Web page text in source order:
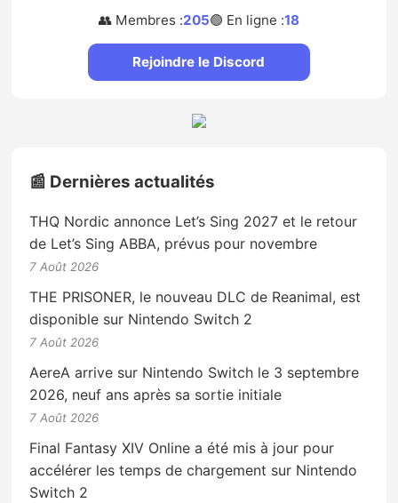
👥 Membres :205🟢 En ligne :18
Rejoindre le Discord
📰 Dernières actualités
THQ Nordic annonce Let’s Sing 2027 et le retour
de Let’s Sing ABBA, prévus pour novembre
7 Août 2026
THE PRISONER, le nouveau DLC de Reanimal, est
disponible sur Nintendo Switch 2
7 Août 2026
AereA arrive sur Nintendo Switch le 3 septembre
2026, neuf ans après sa sortie initiale
7 Août 2026
Final Fantasy XIV Online a été mis à jour pour
accélérer les temps de chargement sur Nintendo
Switch 2